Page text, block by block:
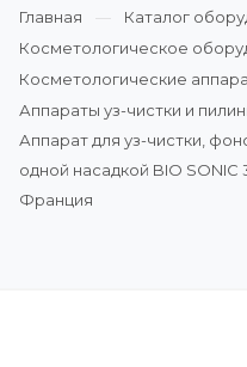
Главная
Каталог
Косметологическое
Косметологические
Аппараты уз-чистки и
Аппарат для уз-чистки,
одной насадкой BIO SONIC
Франция